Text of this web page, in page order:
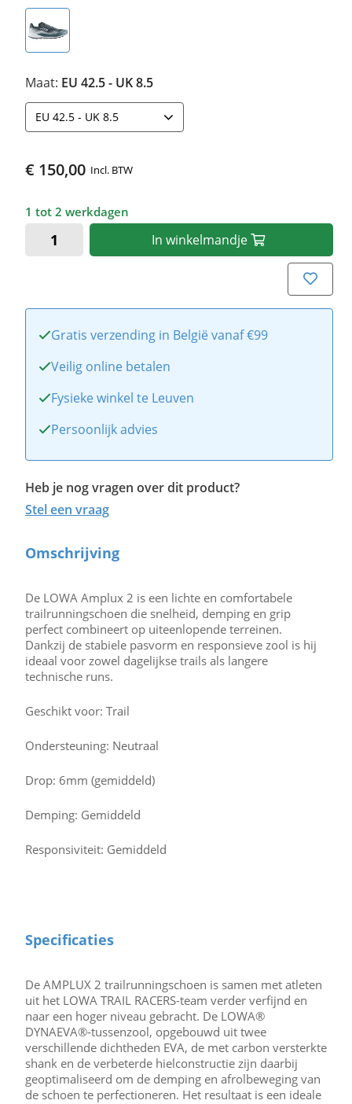
Maat: EU 42.5 - UK 8.5
EU 42.5 - UK 8.5
€ 150,00 Incl. BTW
1 tot 2 werkdagen
In winkelmandje
Gratis verzending in België vanaf €99
Veilig online betalen
Fysieke winkel te Leuven
Persoonlijk advies
Heb je nog vragen over dit product?
Stel een vraag
Omschrijving
De LOWA Amplux 2 is een lichte en comfortabele
trailrunningschoen die snelheid, demping en grip
perfect combineert op uiteenlopende terreinen.
Dankzij de stabiele pasvorm en responsieve zool is hij
ideaal voor zowel dagelijkse trails als langere
technische runs.
Geschikt voor: Trail
Ondersteuning: Neutraal
Drop: 6mm (gemiddeld)
Demping: Gemiddeld
Responsiviteit: Gemiddeld
Specificaties
De AMPLUX 2 trailrunningschoen is samen met atleten
uit het LOWA TRAIL RACERS-team verder verfijnd en
naar een hoger niveau gebracht. De LOWA®
DYNAEVA®-tussenzool, opgebouwd uit twee
verschillende dichtheden EVA, de met carbon versterkte
shank en de verbeterde hielconstructie zijn daarbij
geoptimaliseerd om de demping en afrolbeweging van
de schoen te perfectioneren. Het resultaat is een ideale